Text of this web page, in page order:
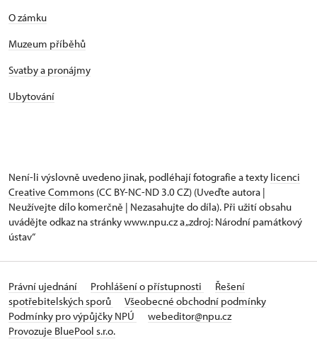
O zámku
Muzeum příběhů
Svatby a pronájmy
Ubytování
Není-li výslovně uvedeno jinak, podléhají fotografie a texty licenci
Creative Commons (CC BY-NC-ND 3.0 CZ) (Uveďte autora |
Neužívejte dílo komerčně | Nezasahujte do díla). Při užití obsahu
uvádějte odkaz na stránky www.npu.cz a „zdroj: Národní památkový
ústav“
Právní ujednání Prohlášení o přístupnosti
Řešení
spotřebitelských sporů
Všeobecné obchodní podmínky
Podmínky pro výpůjčky NPÚ
webeditor@npu.cz
Provozuje BluePool s.r.o.